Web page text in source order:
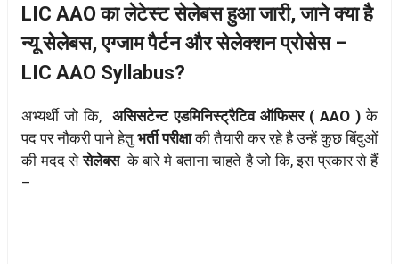
LIC AAO का लेटेस्ट सेलेबस हुआ जारी, जाने क्या है
न्यू सेलेबस, एग्जाम पैर्टन और सेलेक्शन प्रोसेस –
LIC AAO Syllabus?
अभ्यर्थी जो कि, असिसटेन्ट एडमिनिस्ट्रैटिव ऑफिसर ( AAO )के
पद पर नौकरी पाने हेतु भर्ती परीक्षाकी तैयारी कर रहे है उन्हें कुछ बिंदुओं
की मदद सेसेलेबस के बारे मे बताना चाहते है जो कि, इस प्रकार से हैं
–